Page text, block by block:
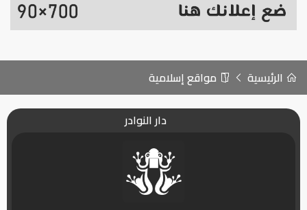
الرئيسية مواقع إسلامية
دار النوادر